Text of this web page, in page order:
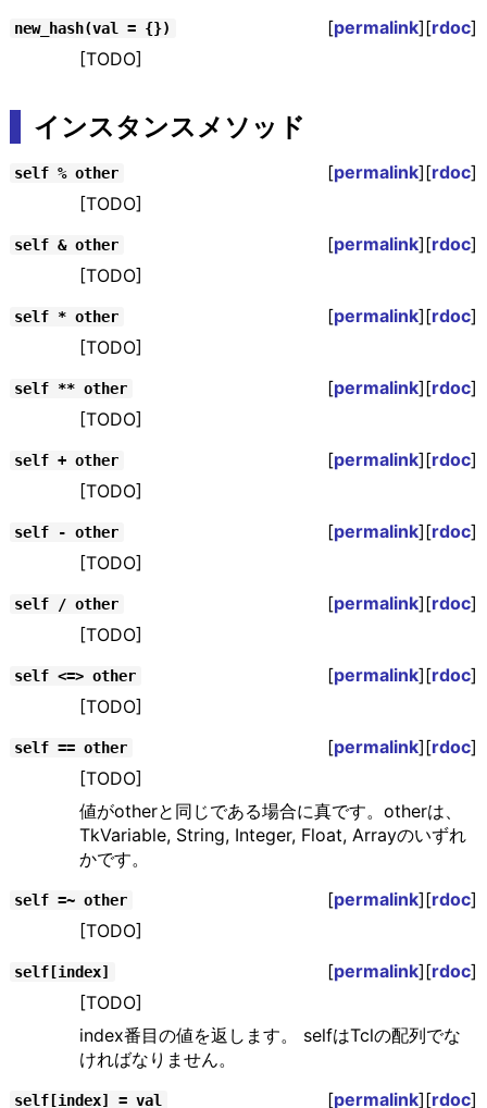
new_hash(val = {}) [permalink][rdoc]
[TODO]
インスタンスメソッド
self % other [permalink][rdoc]
[TODO]
self & other [permalink][rdoc]
[TODO]
self * other [permalink][rdoc]
[TODO]
self ** other [permalink][rdoc]
[TODO]
self + other [permalink][rdoc]
[TODO]
self - other [permalink][rdoc]
[TODO]
self / other [permalink][rdoc]
[TODO]
self <=> other [permalink][rdoc]
[TODO]
self == other [permalink][rdoc]
[TODO]
値がotherと同じである場合に真です。otherは、
TkVariable, String, Integer, Float, Arrayのいずれ
かです。
self =~ other [permalink][rdoc]
[TODO]
self[index] [permalink][rdoc]
[TODO]
index番目の値を返します。 selfはTclの配列でな
ければなりません。
self[index] = val [permalink][rdoc]